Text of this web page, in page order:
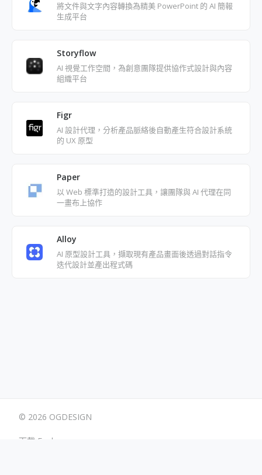
將文件與文字內容轉換為精美 PowerPoint 的 AI 簡報
生成平台
Storyflow
AI 視覺工作空間，為創意團隊提供協作式設計與內容
組織平台
Figr
AI 設計代理，分析產品脈絡後自動產生符合設計系統
的 UX 原型
Paper
以 Web 標準打造的設計工具，讓團隊與 AI 代理在同
一畫布上協作
Alloy
AI 原型設計工具，擷取現有產品畫面後透過對話指令
迭代設計並產出程式碼
© 2026 OGDESIGN
下載 Eagle